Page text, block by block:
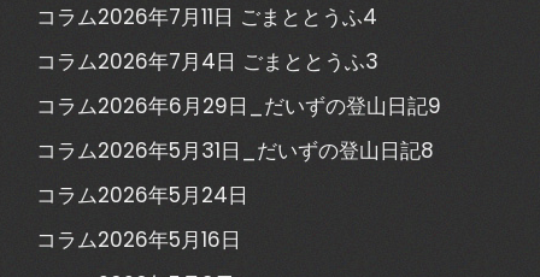
コラム2026年7月11日 ごまととうふ4
コラム2026年7月4日 ごまととうふ3
コラム2026年6月29日_だいずの登山日記9
コラム2026年5月31日_だいずの登山日記8
コラム2026年5月24日
コラム2026年5月16日